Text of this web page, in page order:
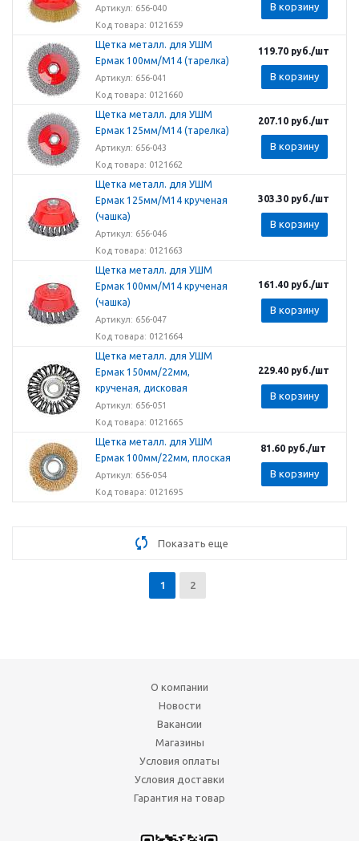
Артикул: 656-040
Код товара: 0121659
В корзину
Щетка металл. для УШМ
Ермак 100мм/М14 (тарелка)
Артикул: 656-041
Код товара: 0121660
119.70руб./шт
В корзину
Щетка металл. для УШМ
Ермак 125мм/М14 (тарелка)
Артикул: 656-043
Код товара: 0121662
207.10руб./шт
В корзину
Щетка металл. для УШМ
Ермак 125мм/М14 крученая
(чашка)
Артикул: 656-046
Код товара: 0121663
303.30руб./шт
В корзину
Щетка металл. для УШМ
Ермак 100мм/М14 крученая
(чашка)
Артикул: 656-047
Код товара: 0121664
161.40руб./шт
В корзину
Щетка металл. для УШМ
Ермак 150мм/22мм,
крученая, дисковая
Артикул: 656-051
Код товара: 0121665
229.40руб./шт
В корзину
Щетка металл. для УШМ
Ермак 100мм/22мм, плоская
Артикул: 656-054
Код товара: 0121695
81.60 руб./шт
В корзину
Показать еще
1 2
О компании
Новости
Вакансии
Магазины
Условия оплаты
Условия доставки
Гарантия на товар